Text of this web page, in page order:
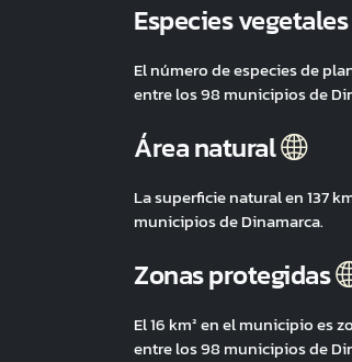
Especies vegetales
El número de especies de
entre los 98 municipios de
Área natural
La superficie natural en 137
municipios de Dinamarca.
Zonas protegidas
El 16 km² en el municipio es
entre los 98 municipios de